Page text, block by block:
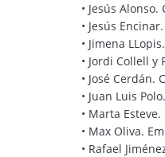
• Jesús
• Jesús
• Jimena
• Jordi Collell
• José Cerdán.
• Juan Luis
• Marta
• Max Oliva.
• Rafael